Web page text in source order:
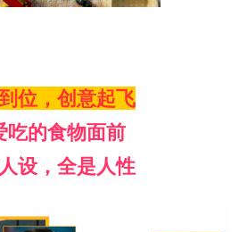
位，创意起飞
吃的食物面前
设，全是人性